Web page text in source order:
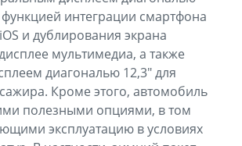
интеграции смартфона
и дублирования экрана
мультимедиа, а также
диагональю 12,3" для
Кроме этого, автомобиль
полезными опциями, в том
эксплуатацию в условиях